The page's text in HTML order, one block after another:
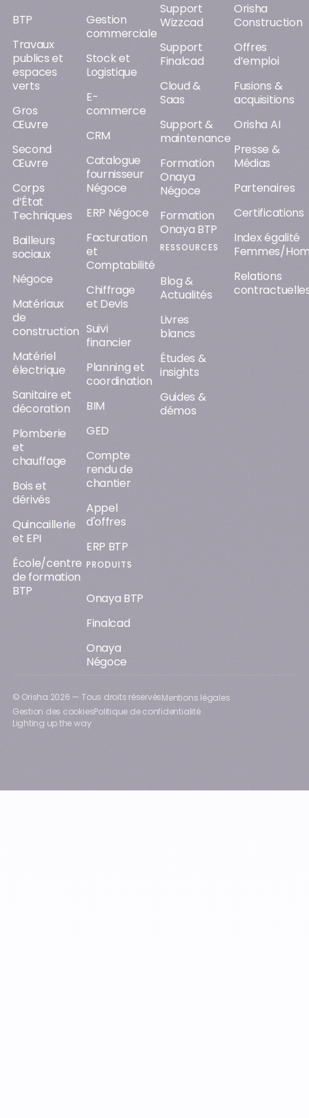
BTP
Travaux
publics et
espaces
verts
Gros
Œuvre
Second
Œuvre
Corps
d’État
Techniques
Bailleurs
sociaux
Négoce
Matériaux
de
construction
Matériel
électrique
Sanitaire et
décoration
Plomberie
et
chauffage
Bois et
dérivés
Quincaillerie
et EPI
École/centre
de formation
BTP
Gestion
commerciale
Stock et
Logistique
E-
commerce
CRM
Catalogue
fournisseur
Négoce
ERP Négoce
Facturation
et
Comptabilité
Chiffrage
et Devis
Suivi
financier
Planning et
coordination
BIM
GED
Compte
rendu de
chantier
Appel
d'offres
ERP BTP
PRODUITS
Onaya BTP
Finalcad
Onaya
Négoce
Support
Wizzcad
Support
Finalcad
Cloud &
Saas
Support &
maintenance
Formation
Onaya
Négoce
Formation
Onaya BTP
RESSOURCES
Blog &
Actualités
Livres
blancs
Études &
insights
Guides &
démos
Orisha
Construction
Offres
d’emploi
Fusions &
acquisitions
Orisha AI
Presse &
Médias
Partenaires
Certifications
Index égalité
Femmes/
Relations
© Orisha 2026 — Tous droits réservésMentions légales
Gestion des cookiesPolitique de confidentialité
Lighting up the way